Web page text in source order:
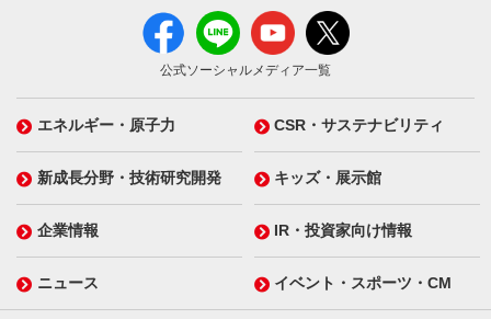
公式ソーシャルメディア一覧
エネルギー・原子力 CSR・サステナビリティ
新成長分野・技術研究開発 キッズ・展示館
企業情報 IR・投資家向け情報
ニュース イベント・スポーツ・CM